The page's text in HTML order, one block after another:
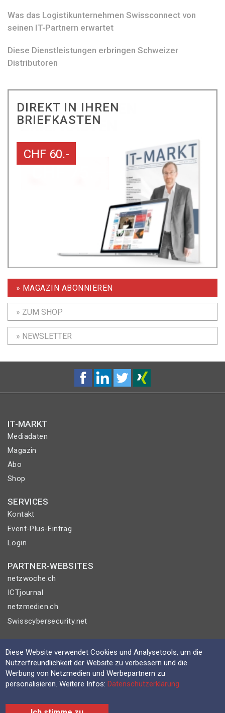
Was das Logistikunternehmen Swissconnect von
seinen IT-Partnern erwartet
Diese Dienstleistungen erbringen Schweizer
Distributoren
DIREKT IN IHREN
BRIEFKASTEN
CHF 60.-
» MAGAZIN ABONNIEREN
» ZUM SHOP
» NEWSLETTER
IT-MARKT
Mediadaten
Magazin
Abo
Shop
SERVICES
Kontakt
Event-Plus-Eintrag
Login
PARTNER-WEBSITES
netzwoche.ch
ICTjournal
netzmedien.ch
Swisscybersecurity.net
Impressum
AGB
Nutzungsbestimmungen
Diese Website verwendet Cookies und Analysetools, um die
Nutzerfreundlichkeit der Website zu verbessern und die
Werbung von Netzmedien und Werbepartnern zu
personalisieren. Weitere Infos:Datenschutzerklärung